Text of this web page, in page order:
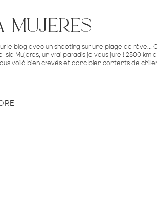
mujeres
le blog avec un shooting sur une plage de rêve...
Isla Mujeres, un vrai paradis je vous jure ! 2500 km
voilà bien crevés et donc bien contents de